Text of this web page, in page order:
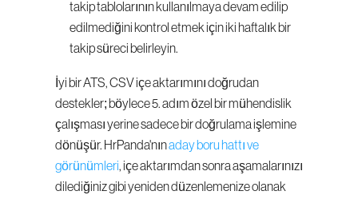
takip tablolarının kullanılmaya devam edilip
edilmediğini kontrol etmek için iki haftalık bir
takip süreci belirleyin.
İyi bir ATS, CSV içe aktarımını doğrudan
destekler; böylece 5. adım özel bir mühendislik
çalışması yerine sadece bir doğrulama işlemine
dönüşür. HrPanda'nın aday boru hattı ve
görünümleri, içe aktarımdan sonra aşamalarınızı
dilediğiniz gibi yeniden düzenlemenize olanak